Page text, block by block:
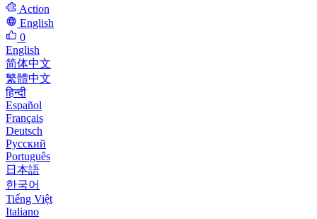
Action
English
0
English
简体中文
繁體中文
हिन्दी
Español
Français
Deutsch
Русский
Português
日本語
한국어
Tiếng Việt
Italiano